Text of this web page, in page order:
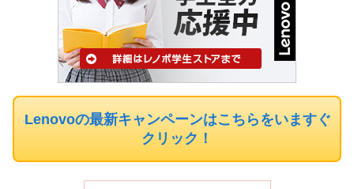
Lenovoの最新キャンペーンはこちらをいますぐ
クリック！